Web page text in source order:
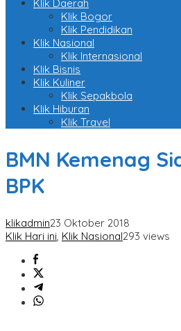
Klik Daerah
Klik Bogor
Klik Pendidikan
Klik Nasional
Klik Internasional
Klik Bisnis
Klik Kuliner
Klik Sepakbola
Klik Hiburan
Klik Travel
BMN Kemenag
BPK
klikadmin23 Oktober 2018
Klik Hari ini, Klik Nasional293 views